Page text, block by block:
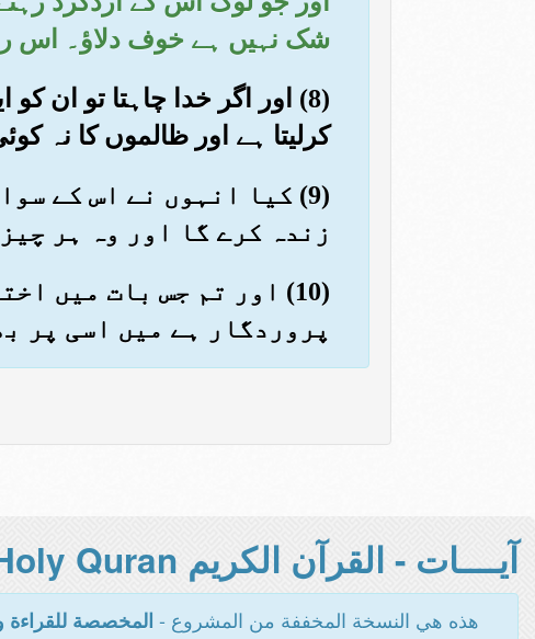
شک نہیں ہے خوف دلاؤ۔ اس
(8) اور اگر خدا چاہتا تو
کرلیتا ہے اور ظالموں کا نہ
(9) کیا انہوں نے اس کے
زندہ کرے گا اور وہ ہر
(10) اور تم جس بات میں
پروردگار ہے میں اسی پر
آيــــات - القرآن الكريم Holy Quran -
هذه هي النسخة المخففة من المشروع - المخصصة للقراءة